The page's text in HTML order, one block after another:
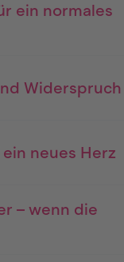
ein normales
Widerspruch
neues Herz
– wenn die